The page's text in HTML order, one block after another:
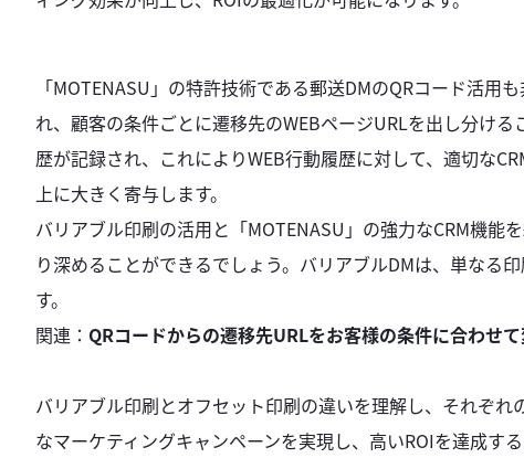
「MOTENASU」の特許技術である郵送DMのQRコード活用
れ、顧客の条件ごとに遷移先のWEBページURLを出し分け
歴が記録され、これによりWEB行動履歴に対して、適切な
上に大きく寄与します。
バリアブル印刷の活用と「MOTENASU」の強力なCRM機能
り深めることができるでしょう。バリアブルDMは、単なる
す。
関連： QRコードからの遷移先URLをお客様の条件に合わせ
バリアブル印刷とオフセット印刷の違いを理解し、それぞ
なマーケティングキャンペーンを実現し、高いROIを達成する